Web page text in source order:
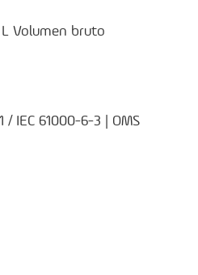
Volumen bruto
/ IEC 61000-6-3 | OMS